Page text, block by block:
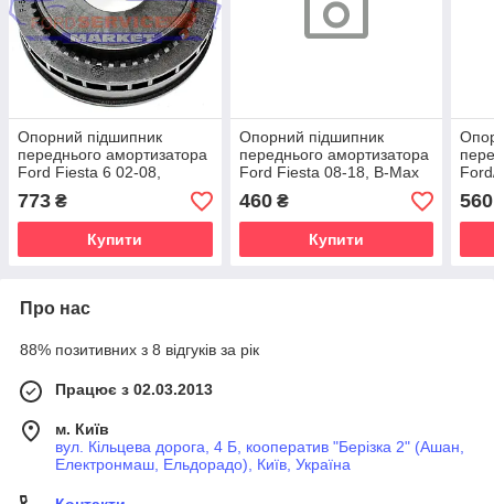
Опорний підшипник
переднього амортизатора
Ford Fiesta 6 02-08,
Fusion 02-12
773 ₴
Купити
Опорний підшипник
переднього амортизатора
Ford Fiesta 08-18, B-Max
12-17, EcoSport 13-, KA+
14-, Courier 14-
460₴
Купити
C-
560
Про нас
88% позитивних з 8 відгуків за рік
Працює з 02.03.2013
м. Київ
вул. Кільцева дорога, 4 Б, кооператив "Берізка 2" (Ашан,
Електронмаш, Ельдорадо), Київ, Україна